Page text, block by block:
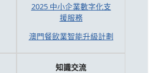
2025 中小企業數字化支
援服務
澳門餐飲業智能升級計劃
知識交流